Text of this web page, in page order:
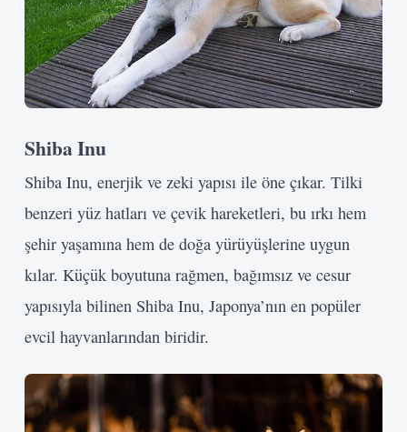
Shiba Inu
Shiba Inu, enerjik ve zeki yapısı ile öne çıkar. Tilki
benzeri yüz hatları ve çevik hareketleri, bu ırkı hem
şehir yaşamına hem de doğa yürüyüşlerine uygun
kılar. Küçük boyutuna rağmen, bağımsız ve cesur
yapısıyla bilinen Shiba Inu, Japonya’nın en popüler
evcil hayvanlarından biridir.